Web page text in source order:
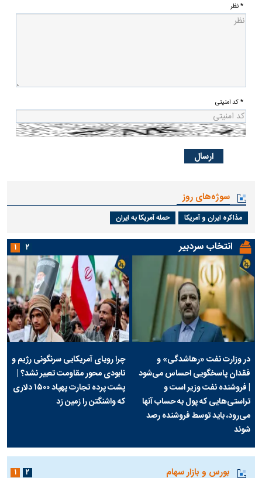
* نظر
* کد امنیتی
سوژه‌های روز
مذاکره ایران و آمریکا حمله آمریکا به ایران
انتخاب سردبیر
در وزارت نفت «رهاشدگی» و
فقدان پاسخگویی احساس می‌شود
| فروشنده نفت وزیر است و
تراستی‌هایی که پول به حساب آنها
می‌رود، باید توسط فروشنده رصد
شوند
چرا رویای آمریکایی سرنگونی رژیم و
نابودی محور مقاومت تعبیر نشد؟ |
پشت پرده تجارت پهپاد‌ ۱۵۰۰ دلاری
که واشنگتن را زمین زد
۱ ۲
بورس و بازار سهام ۱ ۲